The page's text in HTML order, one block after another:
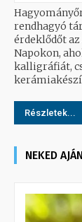
rendhagyó
érdeklődőt
Napokon,
kalligráfiát,
Részletek...
NEKED